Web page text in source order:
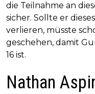
die Teilnahme an
sicher. Sollte er
verlieren, müsste
geschehen, damit
16 ist.
Nathan